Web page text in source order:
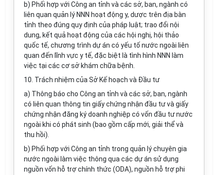
b) Phối hợp với Công an tỉnh và các sở, ban, ngành có
liên quan quản lý NNN hoạt động y, dược trên địa bàn
tỉnh theo đúng quy định của pháp luật; trao đổi nội
dung, kết quả hoạt động của các hội nghị, hội thảo
quốc tế, chương trình dự án có yếu tố nước ngoài liên
quan đến lĩnh vực y tế, đặc biệt là tình hình NNN làm
việc tại các cơ sở khám chữa bệnh.
10. Trách nhiệm của Sở Kế hoạch và Đầu tư
a) Thông báo cho Công an tỉnh và các sở, ban, ngành
có liên quan thông tin giấy chứng nhận đầu tư và giấy
chứng nhận đăng ký doanh nghiệp có vốn đầu tư nước
ngoài khi có phát sinh (bao gồm cấp mới, giải thể và
thu hồi).
b) Phối hợp với Công an tỉnh trong quản lý chuyên gia
nước ngoài làm việc thông qua các dự án sử dụng
nguồn vốn hỗ trợ chính thức (ODA), nguồn hỗ trợ phi